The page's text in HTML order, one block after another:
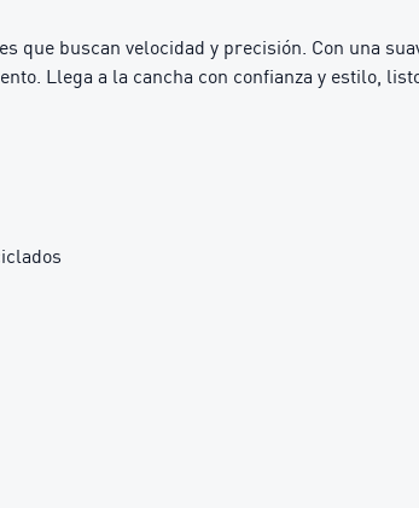
que buscan velocidad y precisión. Con una
Llega a la cancha con confianza y estilo,